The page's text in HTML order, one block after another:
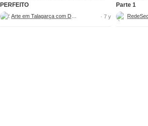
PERFEITO
· 7 y
Parte 1